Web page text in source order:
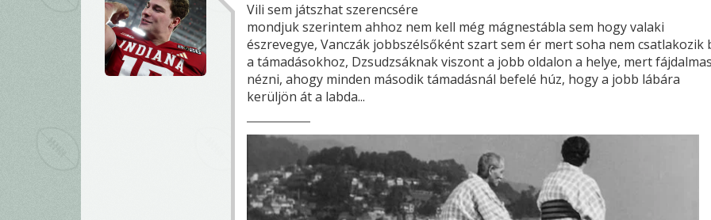
Vili sem játszhat szerencsére
mondjuk szerintem ahhoz nem kell még mágnestábla sem hogy valaki
észrevegye, Vanczák jobbszélsőként szart sem ér mert soha nem csatlakozik
a támadásokhoz, Dzsudzsáknak viszont a jobb oldalon a helye, mert
nézni, ahogy minden második támadásnál befelé húz, hogy a jobb lábára
kerüljön át a labda...